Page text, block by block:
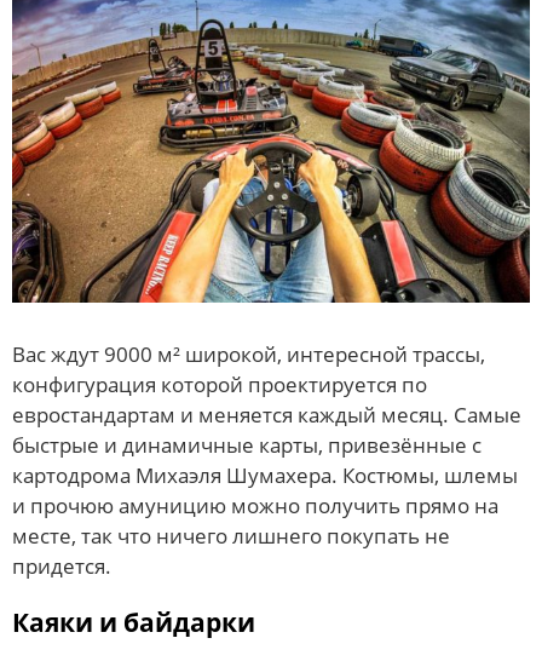
Вас ждут 9000 м² широкой, интересной трассы,
конфигурация которой проектируется по
евростандартам и меняется каждый месяц. Самые
быстрые и динамичные карты, привезённые с
картодрома Михаэля Шумахера. Костюмы, шлемы
и прочюю амуницию можно получить прямо на
месте, так что ничего лишнего покупать не
придется.
Каяки и байдарки